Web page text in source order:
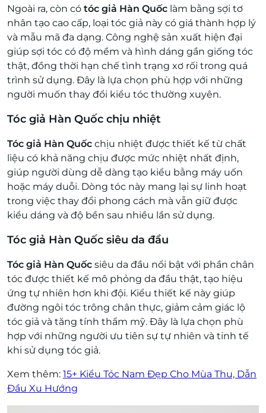
Ngoài ra, còn có tóc giả Hàn Quốc làm bằng sợi tơ
nhân tạo cao cấp, loại tóc giả này có giá thành hợp lý
và mẫu mã đa dạng. Công nghệ sản xuất hiện đại
giúp sợi tóc có độ mềm và hình dáng gần giống tóc
thật, đồng thời hạn chế tình trạng xơ rối trong quá
trình sử dụng. Đây là lựa chọn phù hợp với những
người muốn thay đổi kiểu tóc thường xuyên.
Tóc giả Hàn Quốc chịu nhiệt
Tóc giả Hàn Quốc chịu nhiệt được thiết kế từ chất
liệu có khả năng chịu được mức nhiệt nhất định,
giúp người dùng dễ dàng tạo kiểu bằng máy uốn
hoặc máy duỗi. Dòng tóc này mang lại sự linh hoạt
trong việc thay đổi phong cách mà vẫn giữ được
kiểu dáng và độ bền sau nhiều lần sử dụng.
Tóc giả Hàn Quốc siêu da đầu
Tóc giả Hàn Quốc siêu da đầu nổi bật với phần chân
tóc được thiết kế mô phỏng da đầu thật, tạo hiệu
ứng tự nhiên hơn khi đội. Kiểu thiết kế này giúp
đường ngôi tóc trông chân thực, giảm cảm giác lộ
tóc giả và tăng tính thẩm mỹ. Đây là lựa chọn phù
hợp với những người ưu tiên sự tự nhiên và tinh tế
khi sử dụng tóc giả.
Xem thêm: 15+ Kiểu Tóc Nam Đẹp Cho Mùa Thu, Dẫn
Đầu Xu Hướng